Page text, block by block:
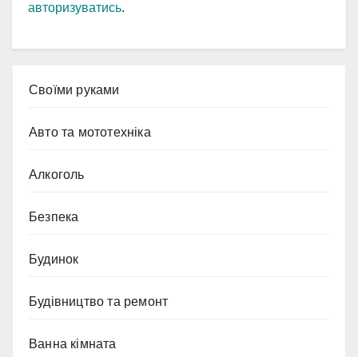
авторизуватись.
Cвоїми руками
Авто та мототехніка
Алкоголь
Безпека
Будинок
Будівництво та ремонт
Ванна кімната